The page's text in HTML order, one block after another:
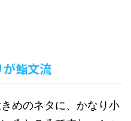
鮨文流
めのネタに、かなり小